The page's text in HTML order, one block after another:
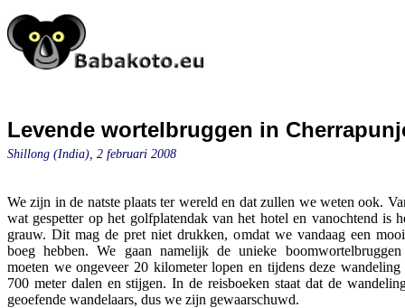
Levende wortelbruggen in
Shillong (India), 2 februari 2008
We zijn in de natste plaats ter wereld en dat zullen we weten ook.
wat gespetter op het golfplatendak van het hotel en vanochtend is
grauw. Dit mag de pret niet drukken, omdat we vandaag een
boeg hebben. We gaan namelijk de unieke
moeten we ongeveer 20 kilometer lopen en tijdens deze wandeling
700 meter dalen en stijgen. In de reisboeken staat dat de
geoefende wandelaars, dus we zijn gewaarschuwd.